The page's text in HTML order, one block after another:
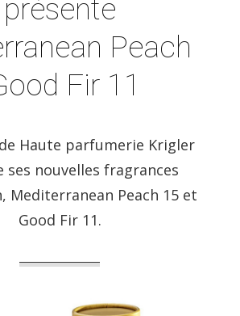
Peach
Fir 11
Haute parfumerie Krigler
ses nouvelles fragrances
Mediterranean Peach 15 et
Good Fir 11.